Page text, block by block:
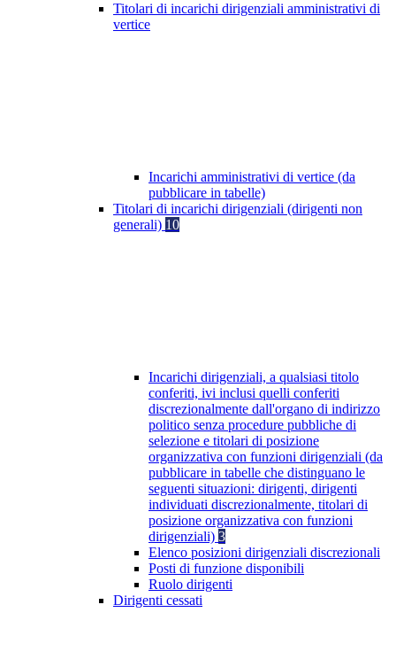
Titolari di incarichi dirigenziali amministrativi di
vertice
Incarichi amministrativi di vertice (da
pubblicare in tabelle)
Titolari di incarichi dirigenziali (dirigenti non
generali) 10
Incarichi dirigenziali, a qualsiasi titolo
conferiti, ivi inclusi quelli conferiti
discrezionalmente dall'organo di indirizzo
politico senza procedure pubbliche di
selezione e titolari di posizione
organizzativa con funzioni dirigenziali (da
pubblicare in tabelle che distinguano le
seguenti situazioni: dirigenti, dirigenti
individuati discrezionalmente, titolari di
posizione organizzativa con funzioni
dirigenziali) 3
Elenco posizioni dirigenziali discrezionali
Posti di funzione disponibili
Ruolo dirigenti
Dirigenti cessati